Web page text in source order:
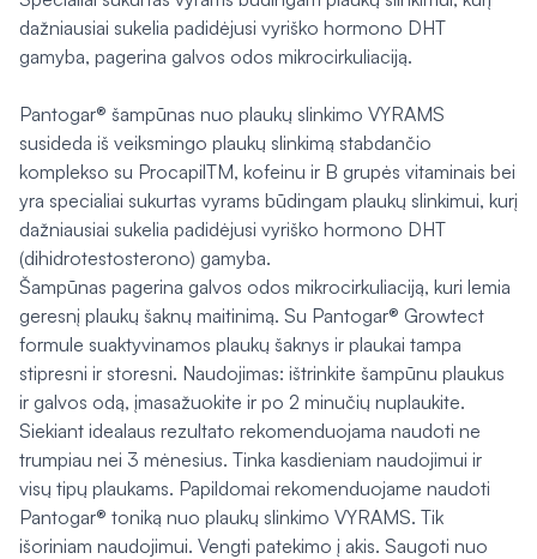
dažniausiai sukelia padidėjusi vyriško hormono DHT
gamyba, pagerina galvos odos mikrocirkuliaciją.
Pantogar® šampūnas nuo plaukų slinkimo VYRAMS
susideda iš veiksmingo plaukų slinkimą stabdančio
komplekso su ProcapilTM, kofeinu ir B grupės vitaminais bei
yra specialiai sukurtas vyrams būdingam plaukų slinkimui, kurį
dažniausiai sukelia padidėjusi vyriško hormono DHT
(dihidrotestosterono) gamyba.
Šampūnas pagerina galvos odos mikrocirkuliaciją, kuri lemia
geresnį plaukų šaknų maitinimą. Su Pantogar® Growtect
formule suaktyvinamos plaukų šaknys ir plaukai tampa
stipresni ir storesni. Naudojimas: ištrinkite šampūnu plaukus
ir galvos odą, įmasažuokite ir po 2 minučių nuplaukite.
Siekiant idealaus rezultato rekomenduojama naudoti ne
trumpiau nei 3 mėnesius. Tinka kasdieniam naudojimui ir
visų tipų plaukams. Papildomai rekomenduojame naudoti
Pantogar® toniką nuo plaukų slinkimo VYRAMS. Tik
išoriniam naudojimui. Vengti patekimo į akis. Saugoti nuo